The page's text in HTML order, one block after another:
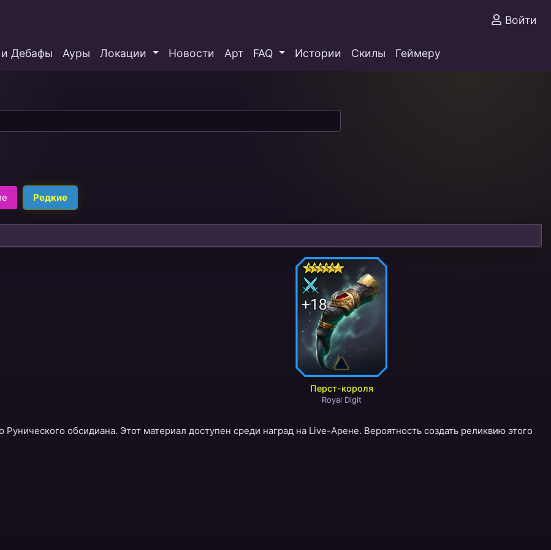
Войти
Дебафы Ауры Локации Новости Арт FAQ Истории Скилы Геймеру
Редкие
Перст-короля
Royal Digit
обсидиана. Этот материал доступен среди наград на Live-Арене. Вероятность создать реликвию этого